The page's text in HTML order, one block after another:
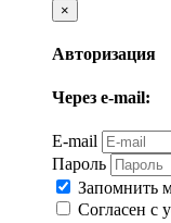
×
Авторизация
Через e-mail:
E-mail
Пароль
Запомнить
Согласен с